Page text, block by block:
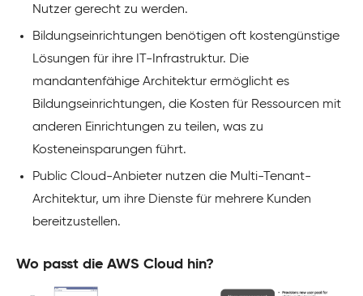
Nutzer gerecht zu werden.
Bildungseinrichtungen benötigen oft kostengünstige
Lösungen für ihre IT-Infrastruktur. Die
mandantenfähige Architektur ermöglicht es
Bildungseinrichtungen, die Kosten für Ressourcen mit
anderen Einrichtungen zu teilen, was zu
Kosteneinsparungen führt.
Public Cloud-Anbieter nutzen die Multi-Tenant-
Architektur, um ihre Dienste für mehrere Kunden
bereitzustellen.
Wo passt die AWS Cloud hin?